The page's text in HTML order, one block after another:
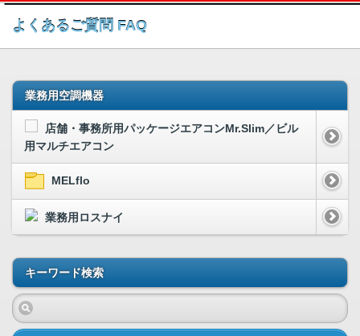
このページの本文へ
よくあるご質問 FAQ
業務用空調機器
店舗・事務所用パッケージエアコンMr.Slim／ビル
用マルチエアコン
MELflo
業務用ロスナイ
キーワード検索